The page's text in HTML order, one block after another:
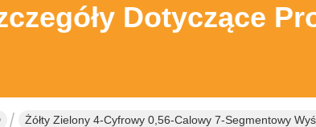
Dotyczące
Żółty Zielony 4-Cyfrowy 0,56-Calowy 7-Segmentowy